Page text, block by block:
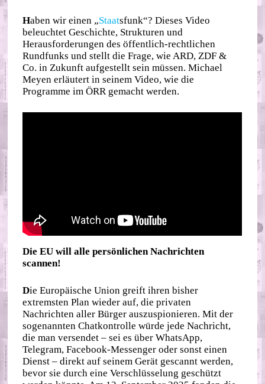
Haben wir einen „Staatsfunk“? Dieses Video
beleuchtet Geschichte, Strukturen und
Herausforderungen des öffentlich-rechtlichen
Rundfunks und stellt die Frage, wie ARD, ZDF &
Co. in Zukunft aufgestellt sein müssen. Michael
Meyen erläutert in seinem Video, wie die
Programme im ÖRR gemacht werden.
Die EU will alle persönlichen Nachrichten
scannen!
Die Europäische Union greift ihren bisher
extremsten Plan wieder auf, die privaten
Nachrichten aller Bürger auszuspionieren. Mit der
sogenannten Chatkontrolle würde jede Nachricht,
die man versendet – sei es über WhatsApp,
Telegram, Facebook-Messenger oder sonst einen
Dienst – direkt auf seinem Gerät gescannt werden,
bevor sie durch eine Verschlüsselung geschützt